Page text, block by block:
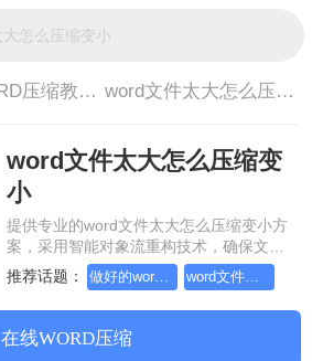
WORD压缩教程> word文件太大怎么压缩变小
word文件太大怎么压缩变
小
提供专业的word文件太大怎么压缩变小方
案，采用智能对象流重构技术，确保文档
1:1高保真还原且排版不乱码。支持一键批
量处理，全链路 SSL 加密保障隐私安全。
助您快速实现word文件太大怎么压缩变
小，无需安装，高效办公。
推荐话题： 做好的word太大怎么压缩
在线WORD压缩